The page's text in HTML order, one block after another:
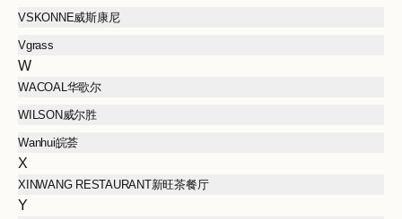
VSKONNE威斯康尼
Vgrass
W
WACOAL华歌尔
WILSON威尔胜
Wanhui皖荟
X
XINWANG RESTAURANT新旺茶餐厅
Y